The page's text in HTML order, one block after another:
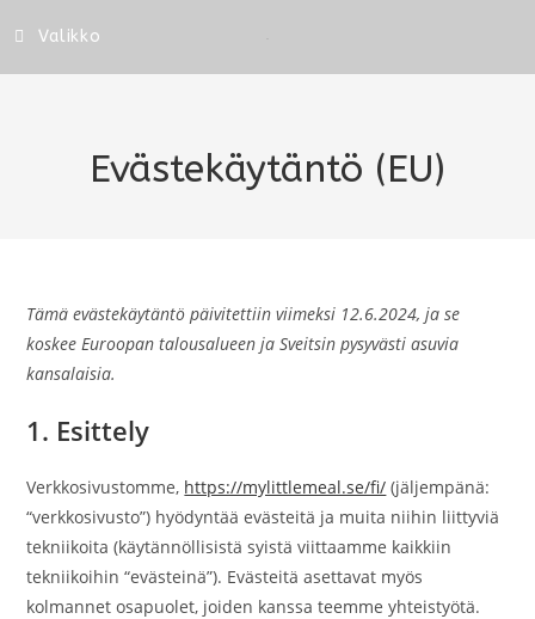
Valikko
Evästekäytäntö (EU)
Tämä evästekäytäntö päivitettiin viimeksi 12.6.2024, ja se
koskee Euroopan talousalueen ja Sveitsin pysyvästi asuvia
kansalaisia.
1. Esittely
Verkkosivustomme, https://mylittlemeal.se/fi/ (jäljempänä:
“verkkosivusto”) hyödyntää evästeitä ja muita niihin liittyviä
tekniikoita (käytännöllisistä syistä viittaamme kaikkiin
tekniikoihin “evästeinä”). Evästeitä asettavat myös
kolmannet osapuolet, joiden kanssa teemme yhteistyötä.